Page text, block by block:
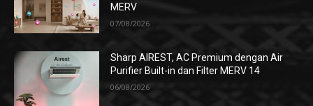
MERV
07/08/2026
Sharp AIREST, AC Premium dengan Air
Purifier Built-in dan Filter MERV 14
06/08/2026